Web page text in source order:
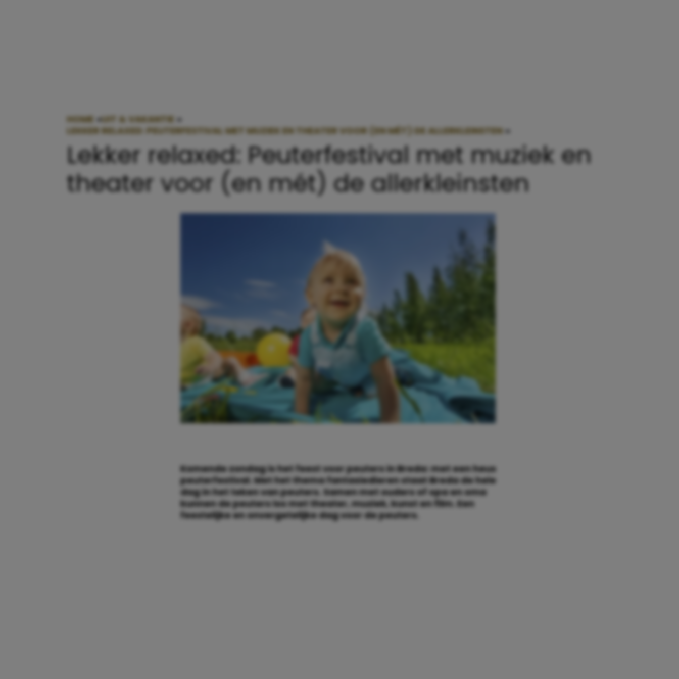
HOME »UIT & VAKANTIE »
LEKKER RELAXED: PEUTERFESTIVAL MET MUZIEK EN THEATER VOOR (EN MÉT) DE ALLERKLEINSTEN »
Lekker relaxed: Peuterfestival met muziek en
theater voor (en mét) de allerkleinsten
Komende zondag is het feest voor peuters in Breda: met een heus
peuterfestival. Met het thema fantasiedieren staat Breda de hele
dag in het teken van peuters. Samen met ouders of opa en oma
kunnen de peuters los met theater, muziek, kunst en film. Een
feestelijke en onvergetelijke dag voor de peuters.